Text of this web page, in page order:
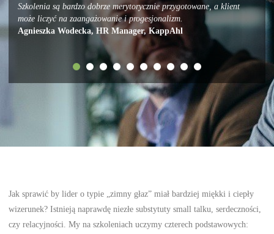
Szkolenia są bardzo dobrze merytorycznie przygotowane, a klient
może liczyć na zaangażowanie i progesjonalizm.
Agnieszka Wodecka, HR Manager, KappAhl
Jak sprawić by lider o typie „zimny głaz” miał bardziej miękki i ciepły
wizerunek? Istnieją naprawdę niezłe substytuty small talku, serdeczności,
czy relacyjności. My na szkoleniach uczymy czterech podstawowych: